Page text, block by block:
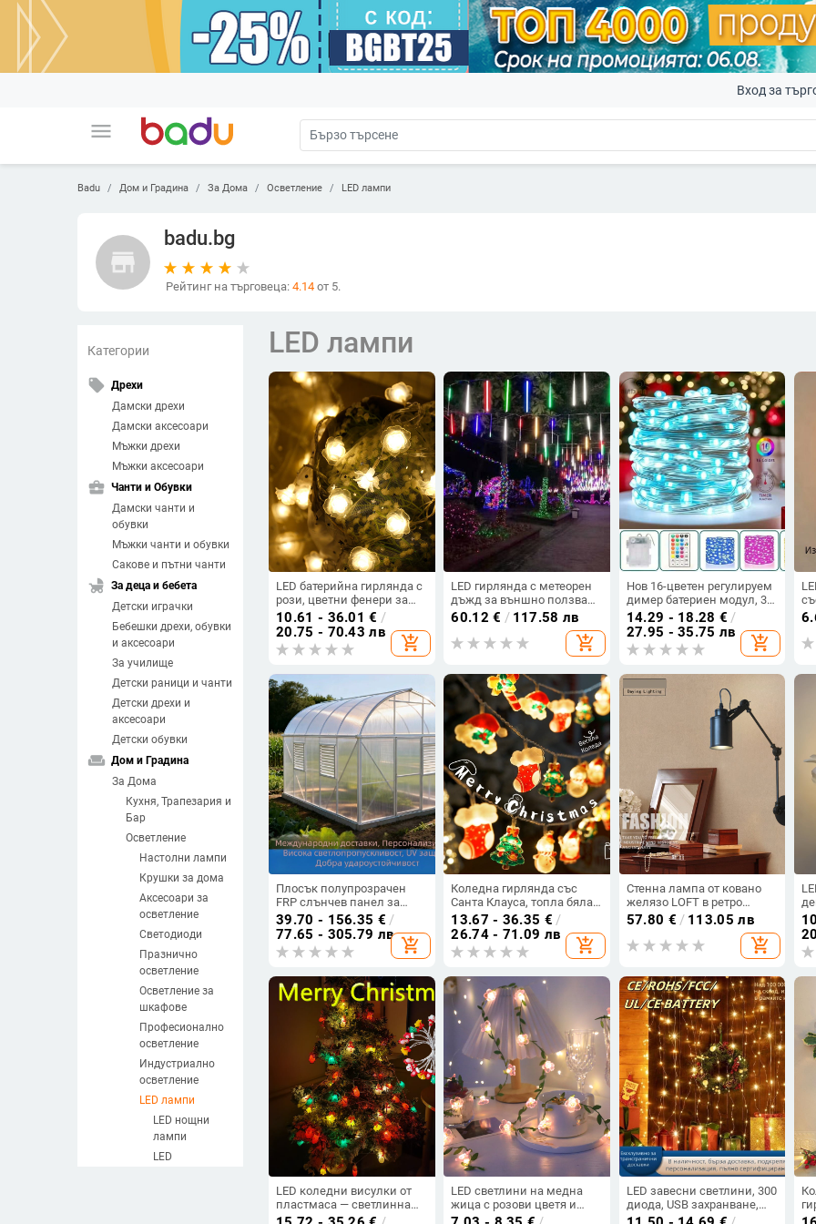
menu
Вход за
Badu Дом и Градина За Дома Осветление LED лампи
store
badu.bg
Рейтинг на търговеца: 4.14 от 5.
Категории
local_offer Дрехи
Дамски дрехи
Дамски аксесоари
Мъжки дрехи
Мъжки аксесоари
business_center Чанти и Обувки
Дамски чанти и
обувки
Мъжки чанти и обувки
Сакове и пътни чанти
child_friendly За деца и бебета
Детски играчки
Бебешки дрехи, обувки
и аксесоари
За училище
Детски раници и чанти
Детски дрехи и
аксесоари
Детски обувки
weekend Дом и Градина
За Дома
Кухня, Трапезария и
Бар
Осветление
Настолни лампи
Крушки за дома
Аксесоари за
осветление
Светодиоди
Празнично
осветление
Осветление за
шкафове
Професионално
осветление
Индустриално
осветление
LED лампи
LED нощни
лампи
LED
LED лампи
LED батерийна гирлянда с
рози, цветни фенери за
вътрешна украса и
сватбени декорации
10.61 - 36.01 € /
20.75 - 70.43 лв
add_shopping_cart
LED гирлянда с метеорен
дъжд за външно ползване
– 72 LED, 220V, IP44, 5000
60.12 € / 117.58 лв
add_shopping_cart
Нов 16-цветен регулируем
димер батериен модул, 32-
клавишно дистанционно
за светлинна нишка,
пълноцветна медна жица
RGB за коледно и Хелоуин
14.29 - 18.28 € /
27.95 - 35.75 лв
add_shopping_cart
Плосък полупрозрачен
FRP слънчев панел за
слънчева стая и балкон
39.70 - 156.35 € /
77.65 - 305.79 лв
add_shopping_cart
Коледна гирлянда със
Санта Клауса, топла бяла
светлина, дължина 1,5–10
м, IP44, батерийно
захранване, декоративно
осветление за дом и
13.67 - 36.35 € /
26.74 - 71.09 лв
add_shopping_cart
Стенна лампа от ковано
желязо LOFT в ретро
индустриален стил за
осветление на трапезария,
спалня, задна стена,
коридор, балкон и кафене.
57.80 € / 113.05 лв
add_shopping_cart
LED коледни висулки от
пластмаса — светлинна
верига за домашна
LED светлини на медна
жица с розови цветя и
зелени листа за външна
LED завесни светлини, 300
диода, USB захранване,
IP65, дистанционно